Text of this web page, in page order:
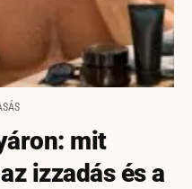
mit
izzadás és a